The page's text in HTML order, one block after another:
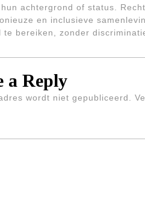
achtergrond of status.
en inclusieve
te bereiken, zonder
a Reply
wordt niet gepubliceerd.